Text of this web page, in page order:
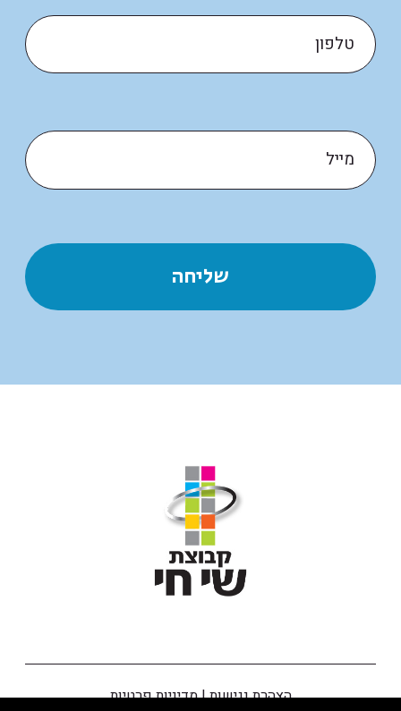
הצהרת נגישות|מדיניות פרטיות